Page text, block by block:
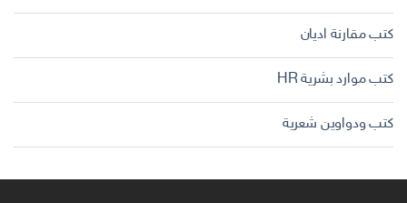
كتب مقارنة اديان
كتب موارد بشرية HR
كتب ودواوين شعرية